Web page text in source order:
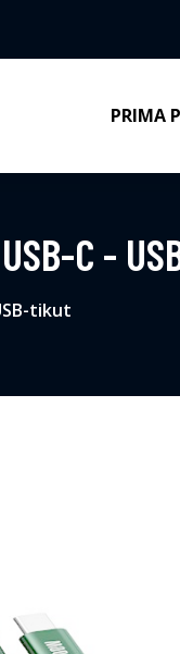
PRIMA
C -
tikut